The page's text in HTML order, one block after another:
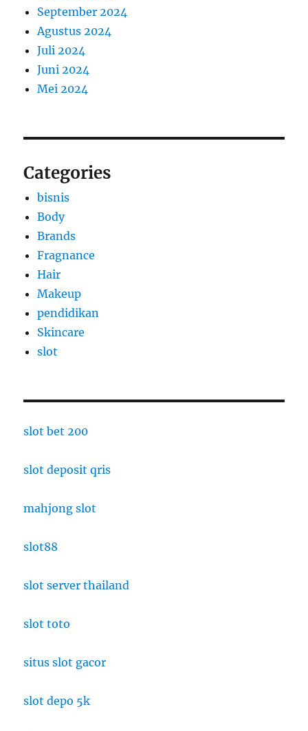
September 2024
Agustus 2024
Juli 2024
Juni 2024
Mei 2024
Categories
bisnis
Body
Brands
Fragnance
Hair
Makeup
pendidikan
Skincare
slot
slot bet 200
slot deposit qris
mahjong slot
slot88
slot server thailand
slot toto
situs slot gacor
slot depo 5k